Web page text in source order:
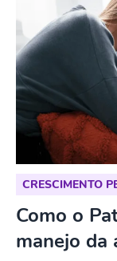
CRESCIMENTO
Como o
manejo da